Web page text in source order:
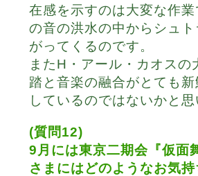
在感を示すのは大変な作
の音の洪水の中からシュ
がってくるのです。
またH・アール・カオス
踏と音楽の融合がとても
しているのではないかと思
(質問12)
9月には東京二期会『仮面
さまにはどのようなお気